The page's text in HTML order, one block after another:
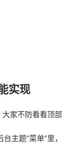
实现
大家不防看看顶部
主题“菜单”里，